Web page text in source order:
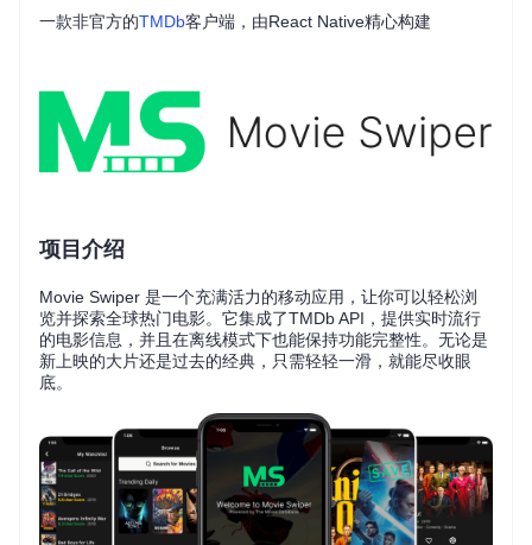
一款非官方的TMDb客户端，由React Native精心构建
项目介绍
Movie Swiper 是一个充满活力的移动应用，让你可以轻松浏
览并探索全球热门电影。它集成了TMDb API，提供实时流行
的电影信息，并且在离线模式下也能保持功能完整性。无论是
新上映的大片还是过去的经典，只需轻轻一滑，就能尽收眼
底。